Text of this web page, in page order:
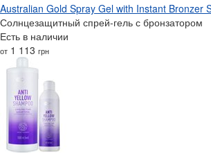
Australian Gold Spray Gel with Instant Bronzer
Солнцезащитный спрей-гель с бронзатором
Есть в наличии
от 1 113 грн